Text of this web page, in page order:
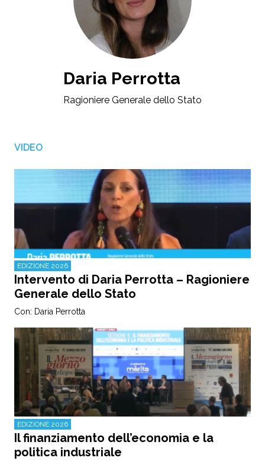
Daria Perrotta
Ragioniere Generale dello Stato
VIDEO
EDIZIONE 2026
Intervento di Daria Perrotta – Ragioniere
Generale dello Stato
Con: Daria Perrotta
EDIZIONE 2026
Il finanziamento dell’economia e la
politica industriale